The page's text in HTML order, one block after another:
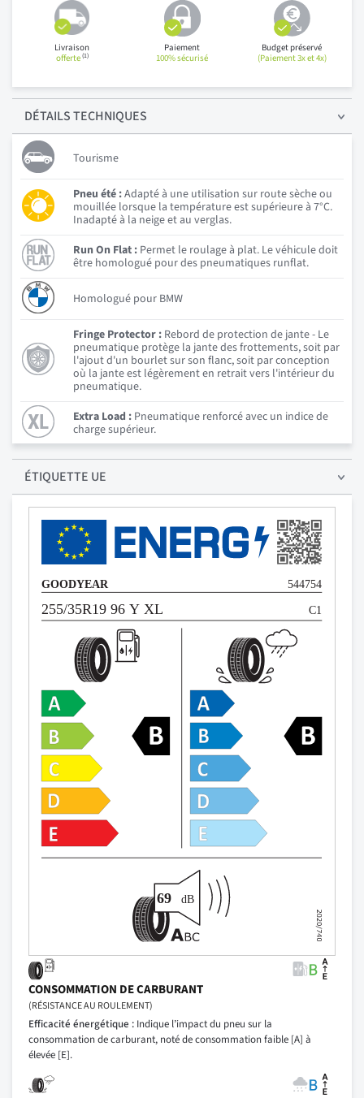
Livraison
offerte(1)
Paiement
100% sécurisé
Budget préservé
(Paiement 3x et 4x)
DÉTAILSTECHNIQUES
Tourisme
Pneu été :Adapté à une utilisation sur route sèche ou
mouillée lorsque la température est supérieure à 7°C.
Inadapté à la neige et au verglas.
Run On Flat : Permet le roulage à plat. Le véhicule doit
être homologué pour des pneumatiques runflat.
Homologué pour BMW
Fringe Protector : Rebord de protection de jante - Le
pneumatique protège la jante des frottements, soit par
l'ajout d'un bourlet sur son flanc, soit par conception
où la jante est légèrement en retrait vers l'intérieur du
pneumatique.
Extra Load : Pneumatique renforcé avec un indice de
charge supérieur.
ÉTIQUETTE UE
CONSOMMATION DE CARBURANT
(RÉSISTANCE AU ROULEMENT)
Efficacité énergétique : Indique l’impact du pneu sur la
consommation de carburant, noté de consommation faible [A] à
élevée [E].